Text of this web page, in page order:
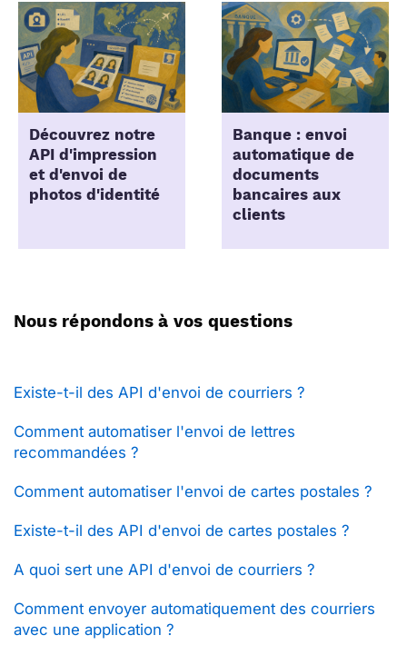
Découvrez notre
API d'impression
et d'envoi de
photos d'identité
Banque : envoi
automatique de
documents
bancaires aux
clients
Nous répondons à vos questions
Existe-t-il des API d'envoi de courriers ?
Comment automatiser l'envoi de lettres
recommandées ?
Comment automatiser l'envoi de cartes postales ?
Existe-t-il des API d'envoi de cartes postales ?
A quoi sert une API d'envoi de courriers ?
Comment envoyer automatiquement des courriers
avec une application ?